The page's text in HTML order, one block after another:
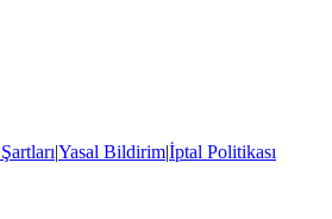
|Yasal Bildirim|İptal Politikası